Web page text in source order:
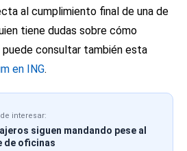
al cumplimiento final de una de
tiene dudas sobre cómo
consultar también esta
en ING.
interesar:
siguen mandando pese al
de oficinas